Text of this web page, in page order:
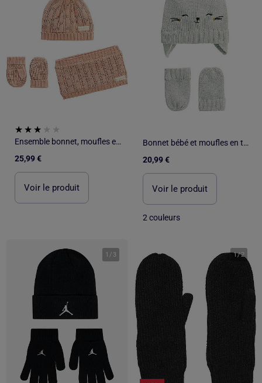
Ensemble bonnet, moufles et cache-cou enfant en tricot Esmée
25,99 €
Voir le produit
Bonnet bébé et moufles en tricot Esmée
20,99 €
Voir le produit
2 couleurs
1 / 3 1/2